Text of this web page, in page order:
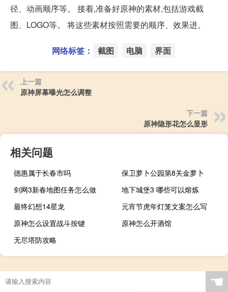
径、动画顺序等。 接着,准备好原神的素材,包括游戏截
图、LOGO等。 将这些素材按照需要的顺序、效果进。
网络标签： 截图 电脑 界面
上一篇
原神屏幕曝光怎么调整
下一篇
原神隐形花怎么显形
相关问题
德惠属于长春市吗
保卫萝卜公园第8关金萝卜
剑网3新春地图任务怎么做
地下城堡3 哪些可以熔炼
最终幻想14星龙
元宵节虎年灯笼文案怎么写
原神怎么设置战斗按键
原神怎么开酒馆
无尽塔防攻略
☚